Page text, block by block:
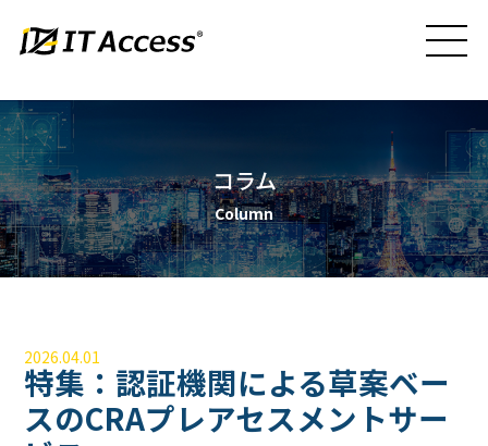
コラム
Column
2026.04.01
特集：認証機関による草案ベー
スのCRAプレアセスメントサー